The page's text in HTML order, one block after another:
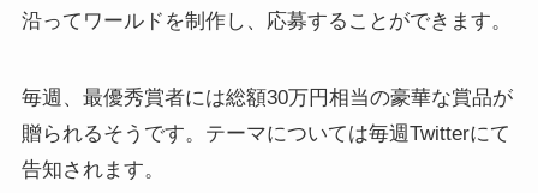
沿ってワールドを制作し、応募することができます。
毎週、最優秀賞者には総額30万円相当の豪華な賞品が
贈られるそうです。テーマについては毎週Twitterにて
告知されます。